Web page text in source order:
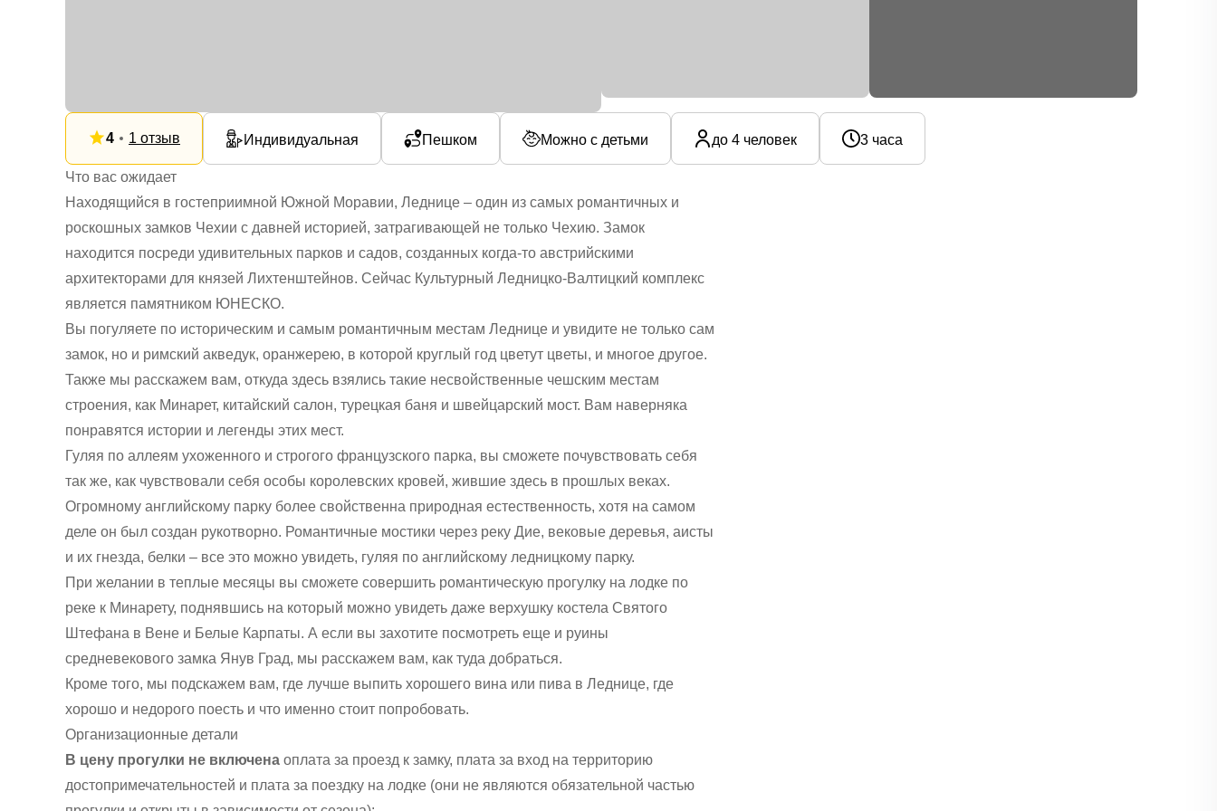
4 1 отзыв Индивидуальная Пешком Можно с детьми до 4 человек 3 часа
Что вас ожидает
Находящийся в гостеприимной Южной Моравии, Леднице – один из самых романтичных и
роскошных замков Чехии с давней историей, затрагивающей не только Чехию. Замок
находится посреди удивительных парков и садов, созданных когда-то австрийскими
архитекторами для князей Лихтенштейнов. Сейчас Культурный Ледницко-Валтицкий комплекс
является памятником ЮНЕСКО.
Вы погуляете по историческим и самым романтичным местам Леднице и увидите не только сам
замок, но и римский акведук, оранжерею, в которой круглый год цветут цветы, и многое другое.
Также мы расскажем вам, откуда здесь взялись такие несвойственные чешским местам
строения, как Минарет, китайский салон, турецкая баня и швейцарский мост. Вам наверняка
понравятся истории и легенды этих мест.
Гуляя по аллеям ухоженного и строгого французского парка, вы сможете почувствовать себя
так же, как чувствовали себя особы королевских кровей, жившие здесь в прошлых веках.
Огромному английскому парку более свойственна природная естественность, хотя на самом
деле он был создан рукотворно. Романтичные мостики через реку Дие, вековые деревья, аисты
и их гнезда, белки – все это можно увидеть, гуляя по английскому ледницкому парку.
При желании в теплые месяцы вы сможете совершить романтическую прогулку на лодке по
реке к Минарету, поднявшись на который можно увидеть даже верхушку костела Святого
Штефана в Вене и Белые Карпаты. А если вы захотите посмотреть еще и руины
средневекового замка Янув Град, мы расскажем вам, как туда добраться.
Кроме того, мы подскажем вам, где лучше выпить хорошего вина или пива в Леднице, где
хорошо и недорого поесть и что именно стоит попробовать.
Организационные детали
В цену прогулки не включена оплата за проезд к замку, плата за вход на территорию
достопримечательностей и плата за поездку на лодке (они не являются обязательной частью